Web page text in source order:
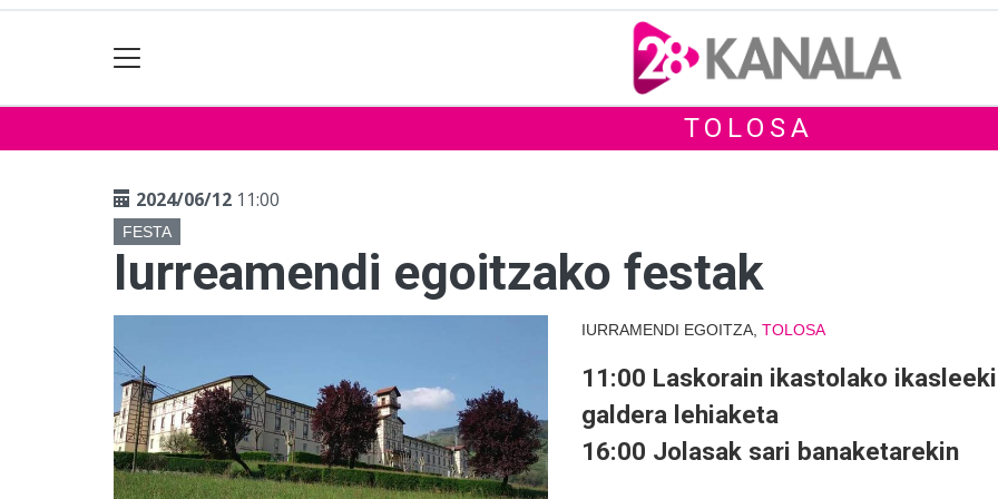
TOLOSA
2024/06/12 11:00
FESTA
Iurreamendi egoitzako festak
IURRAMENDI EGOITZA, TOLOSA
11:00 Laskorain ikastolako
galdera lehiaketa
16:00 Jolasak sari banaketarekin